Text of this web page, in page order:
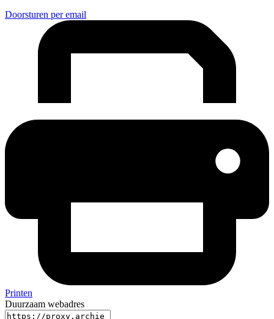
Doorsturen per email
Printen
Duurzaam webadres